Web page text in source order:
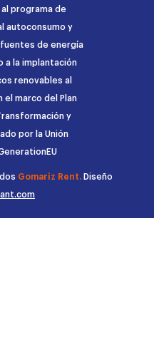
programa de
autoconsumo y
de energía
a la implantación
renovables al
marco del Plan
y
por la Unión
Gomariz Rent. Diseño